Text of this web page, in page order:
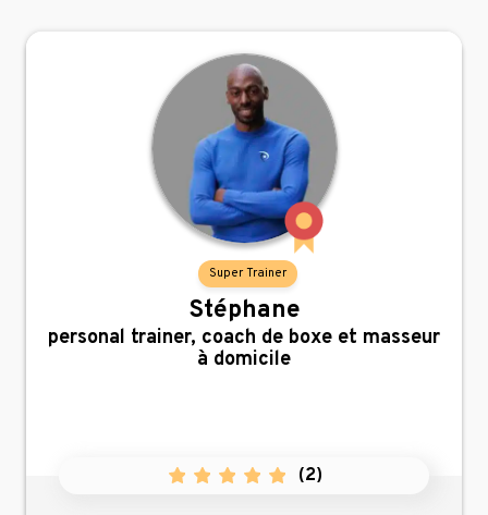
Super Trainer
Stéphane
,
personal trainer, coach de boxe et masseur
à domicile
(2)